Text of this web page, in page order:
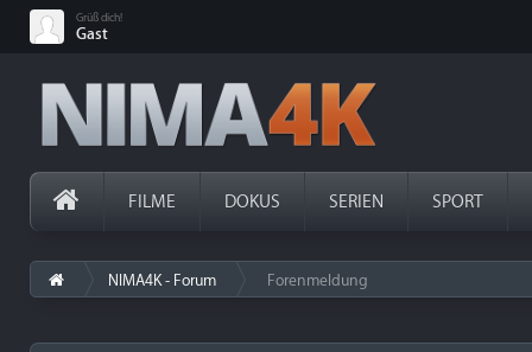
Grüß dich!
Gast
FILME DOKUS SERIEN SPORT
NIMA4K - Forum Forenmeldung